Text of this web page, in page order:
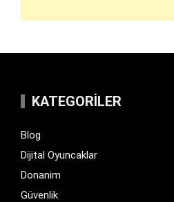
KATEGORILER
Blog
Dijital Oyuncaklar
Donanim
Güvenlik